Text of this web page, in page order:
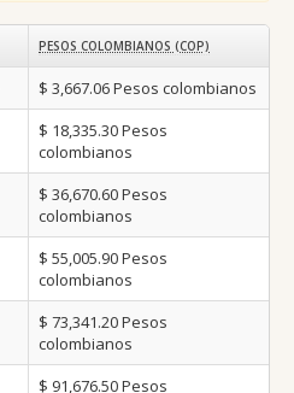
PESOS COLOMBIANOS (COP)
$ 3,667.06Pesos colombianos
$ 18,335.30Pesos
colombianos
$ 36,670.60Pesos
colombianos
$ 55,005.90Pesos
colombianos
$ 73,341.20Pesos
colombianos
$ 91,676.50Pesos